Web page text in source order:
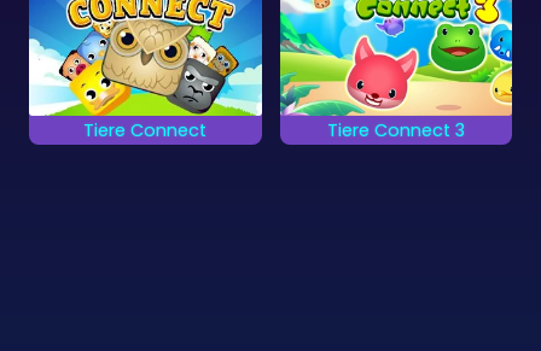
Tiere Connect
Kombiniere die Tiere
Tiere Connect 3
Kombiniere die Tiere